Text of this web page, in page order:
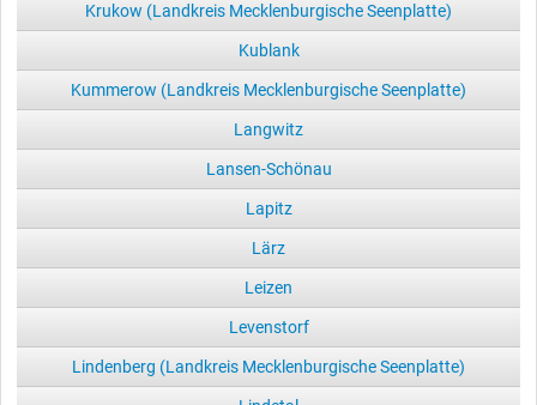
Krukow (Landkreis Mecklenburgische Seenplatte)
Kublank
Kummerow (Landkreis Mecklenburgische Seenplatte)
Langwitz
Lansen-Schönau
Lapitz
Lärz
Leizen
Levenstorf
Lindenberg (Landkreis Mecklenburgische Seenplatte)